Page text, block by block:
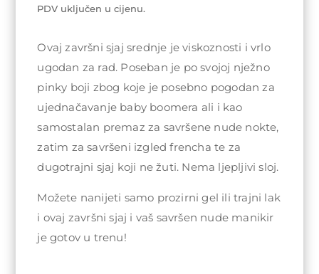
PDV uključen u cijenu.
Ovaj završni sjaj srednje je viskoznosti i vrlo
ugodan za rad. Poseban je po svojoj nježno
pinky boji zbog koje je posebno pogodan za
ujednačavanje baby boomera ali i kao
samostalan premaz za savršene nude nokte,
zatim za savršeni izgled frencha te za
dugotrajni sjaj koji ne žuti. Nema ljepljivi sloj.
Možete nanijeti samo prozirni gel ili trajni lak
i ovaj završni sjaj i vaš savršen nude manikir
je gotov u trenu!